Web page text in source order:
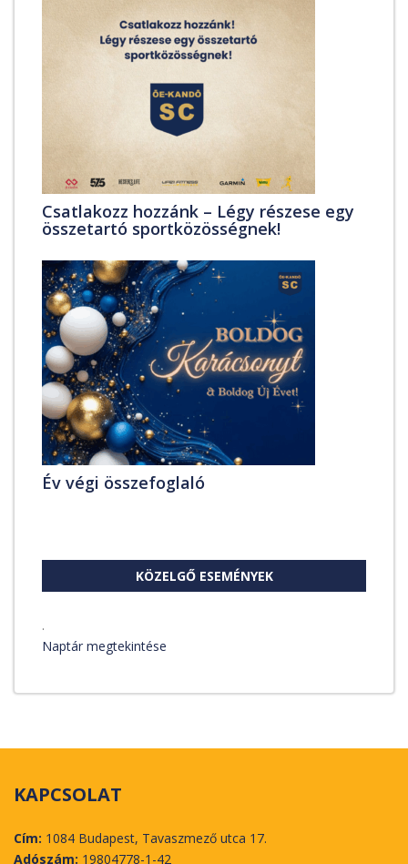
Csatlakozz hozzánk – Légy részese egy
összetartó sportközösségnek!
Év végi összefoglaló
KÖZELGŐ ESEMÉNYEK
.
Naptár megtekintése
KAPCSOLAT
Cím: 1084 Budapest, Tavaszmező utca 17.
Adószám: 19804778-1-42